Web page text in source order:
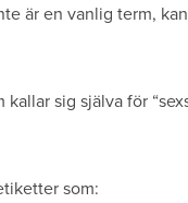
är en vanlig term,
sig själva för
som: